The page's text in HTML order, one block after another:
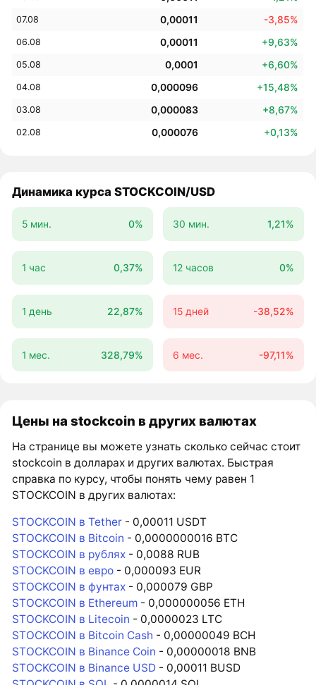
07.08 0,00011 -3,85%
06.08 0,00011 +9,63%
05.08 0,0001 +6,60%
04.08 0,000096 +15,48%
03.08 0,000083 +8,67%
02.08 0,000076 +0,13%
Динамика курса STOCKCOIN/USD
5 мин. 0% 30 мин. 1,21%
1 час 0,37% 12 часов 0%
1 день 22,87% 15 дней -38,52%
1 мес. 328,79% 6 мес. -97,11%
Цены на stockcoin в других валютах
На странице вы можете узнать сколько сейчас стоит
stockcoin в долларах и других валютах. Быстрая
справка по курсу, чтобы понять чему равен 1
STOCKCOIN в других валютах:
STOCKCOIN в Tether - 0,00011 USDT
STOCKCOIN в Bitcoin - 0,0000000016 BTC
STOCKCOIN в рублях - 0,0088 RUB
STOCKCOIN в евро - 0,000093 EUR
STOCKCOIN в фунтах - 0,000079 GBP
STOCKCOIN в Ethereum - 0,000000056 ETH
STOCKCOIN в Litecoin - 0,0000023 LTC
STOCKCOIN в Bitcoin Cash - 0,00000049 BCH
STOCKCOIN в Binance Coin - 0,00000018 BNB
STOCKCOIN в Binance USD - 0,00011 BUSD